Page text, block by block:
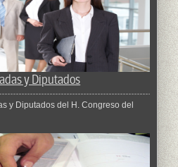
y Diputados
y Diputados del H. Congreso del